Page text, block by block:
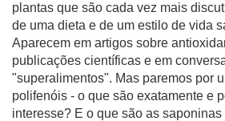
plantas que são cada vez mais
de uma dieta e de um estilo de vida
Aparecem em artigos sobre
publicações científicas e em
"superalimentos". Mas paremos por
polifenóis - o que são exatamente e
interesse? E o que são as